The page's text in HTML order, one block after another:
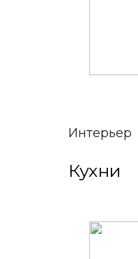
Интерьер
Кухни